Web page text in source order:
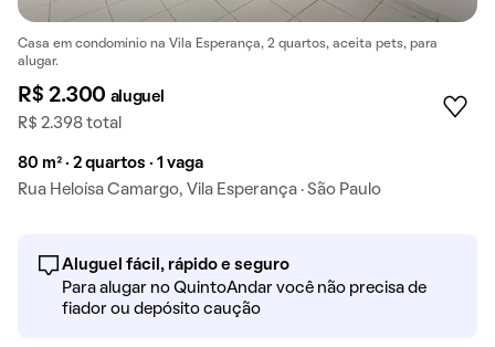
Casa em condomínio na Vila Esperança, 2 quartos, aceita pets, para
alugar.
R$ 2.300 aluguel
R$ 2.398 total
80 m² · 2 quartos · 1 vaga
Rua Heloísa Camargo, Vila Esperança · São Paulo
Aluguel fácil, rápido e seguro
Para alugar no QuintoAndar você não precisa de
fiador ou depósito caução